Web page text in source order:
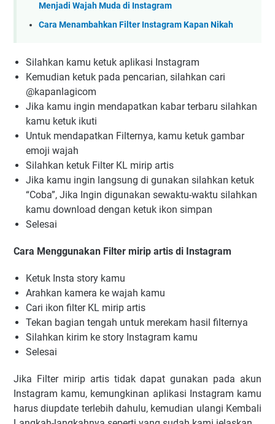
Menjadi Wajah Muda di Instagram
Cara Menambahkan Filter Instagram Kapan Nikah
Silahkan kamu ketuk aplikasi Instagram
Kemudian ketuk pada pencarian, silahkan cari
@kapanlagicom
Jika kamu ingin mendapatkan kabar terbaru silahkan
kamu ketuk ikuti
Untuk mendapatkan Filternya, kamu ketuk gambar
emoji wajah
Silahkan ketuk Filter KL mirip artis
Jika kamu ingin langsung di gunakan silahkan ketuk
“Coba”, Jika Ingin digunakan sewaktu-waktu silahkan
kamu download dengan ketuk ikon simpan
Selesai
Cara Menggunakan Filter mirip artis di Instagram
Ketuk Insta story kamu
Arahkan kamera ke wajah kamu
Cari ikon filter KL mirip artis
Tekan bagian tengah untuk merekam hasil filternya
Silahkan kirim ke story Instagram kamu
Selesai
Jika Filter mirip artis tidak dapat gunakan pada akun
Instagram kamu, kemungkinan aplikasi Instagram kamu
harus diupdate terlebih dahulu, kemudian ulangi Kembali